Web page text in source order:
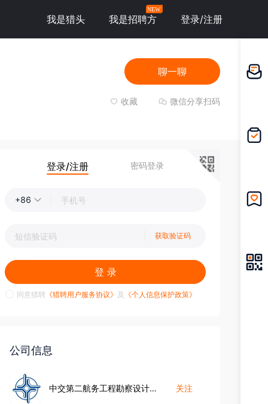
我是猎头 我是招聘方
NEW
登录/注册
聊一聊
收藏
微信分享扫码
登录/注册 密码登录
+86
获取验证码
登 录
同意猎聘 《猎聘用户服务协议》 及 《个人信息保护政策》
公司信息
中交第二航务工程勘察设计院有限公司 关注